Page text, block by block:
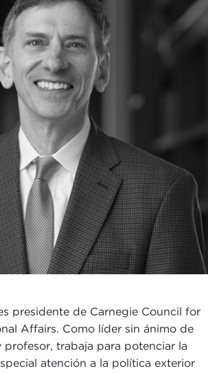
presidente de Carnegie Council for
Affairs. Como líder sin ánimo de
profesor, trabaja para potenciar la
atención a la política exterior